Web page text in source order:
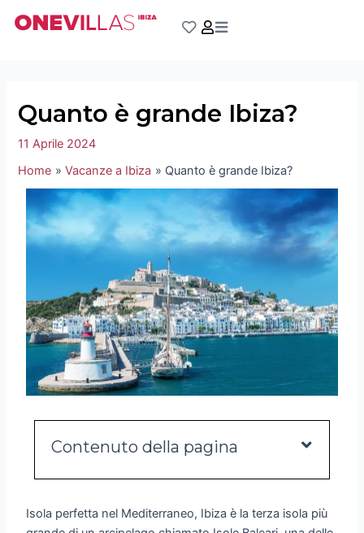
Quanto è grande Ibiza?
11 Aprile 2024
Home
Vacanze a Ibiza Quanto è grande Ibiza?
Contenuto della pagina
Isola perfetta nel Mediterraneo, Ibiza è la terza isola più
articoli